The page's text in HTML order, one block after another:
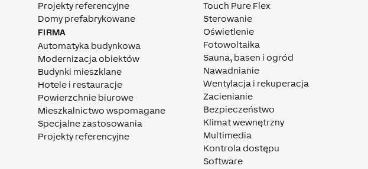
Projekty referencyjne
Domy prefabrykowane
FIRMA
Automatyka budynkowa
Modernizacja obiektów
Budynki mieszklane
Hotele i restauracje
Powierzchnie biurowe
Mieszkalnictwo wspomagane
Specjalne zastosowania
Projekty referencyjne
Touch Pure Flex
Sterowanie
Oświetlenie
Fotowoltaika
Sauna, basen i ogród
Nawadnianie
Wentylacja i rekuperacja
Zacienianie
Bezpieczeństwo
Klimat wewnętrzny
Multimedia
Kontrola dostępu
Software